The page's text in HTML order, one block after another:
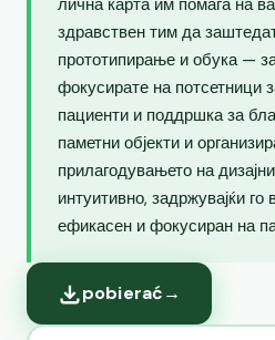
здравствен тим да
прототипирање и обука —
фокусирате на потсетници
пациенти и поддршка за
паметни објекти и
прилагодувањето на
интуитивно, задржувајќи
ефикасен и фокусиран на
pobierać→